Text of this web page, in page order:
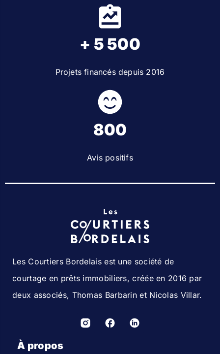
+ 5 500
Projets financés depuis 2016
800
Avis positifs
Les Courtiers Bordelais est une société de
courtage en prêts immobiliers, créée en 2016 par
deux associés, Thomas Barbarin et Nicolas Villar.
À propos